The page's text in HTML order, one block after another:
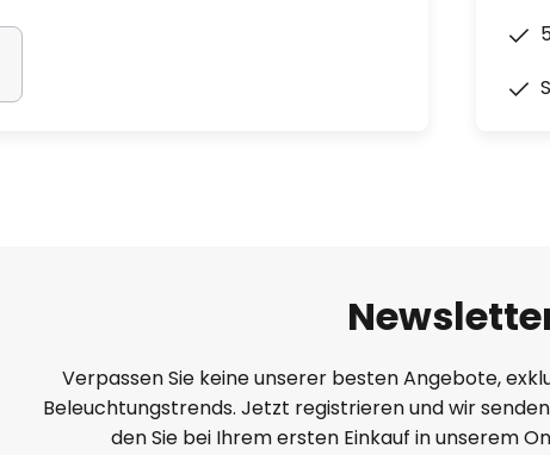
Verpassen Sie keine unserer besten Angebote,
Beleuchtungstrends. Jetzt registrieren und wir
den Sie bei Ihrem ersten Einkauf in unserem